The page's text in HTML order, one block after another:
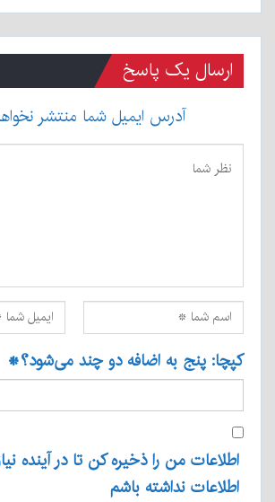
ارسال یک پاسخ
آدرس ایمیل شما منتشر
کپچا: پنج به اضافه دو چند می‌شود؟*
اطلاعات من را ذخیره کن تا در آینده
اطلاعات نداشته باشم